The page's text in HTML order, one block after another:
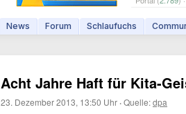
News Forum Schlaufuchs
Acht Jahre Haft für Kita-
23. Dezember 2013, 13:50 Uhr ·Quelle:dpa